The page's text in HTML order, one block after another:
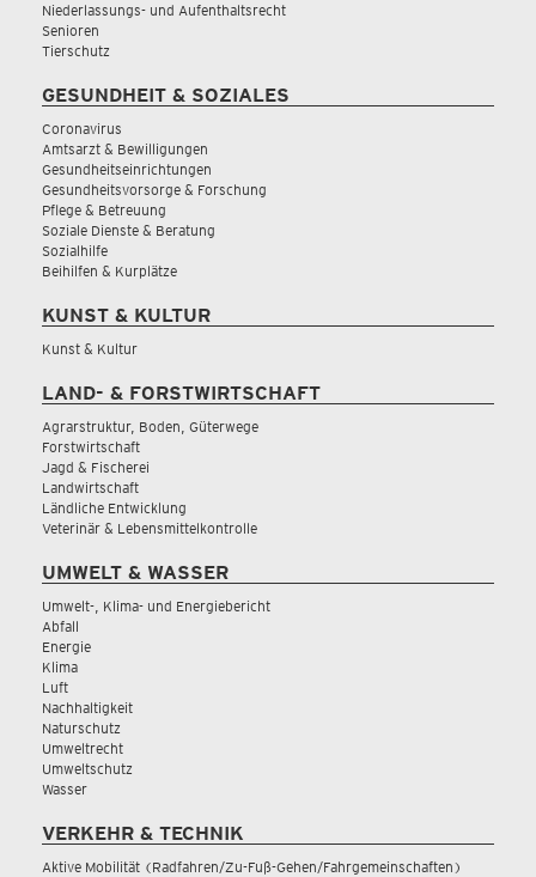
Niederlassungs- und Aufenthaltsrecht
Senioren
Tierschutz
GESUNDHEIT & SOZIALES
Coronavirus
Amtsarzt & Bewilligungen
Gesundheitseinrichtungen
Gesundheitsvorsorge & Forschung
Pflege & Betreuung
Soziale Dienste & Beratung
Sozialhilfe
Beihilfen & Kurplätze
KUNST & KULTUR
Kunst & Kultur
LAND- & FORSTWIRTSCHAFT
Agrarstruktur, Boden, Güterwege
Forstwirtschaft
Jagd & Fischerei
Landwirtschaft
Ländliche Entwicklung
Veterinär & Lebensmittelkontrolle
UMWELT & WASSER
Umwelt-, Klima- und Energiebericht
Abfall
Energie
Klima
Luft
Nachhaltigkeit
Naturschutz
Umweltrecht
Umweltschutz
Wasser
VERKEHR & TECHNIK
Aktive Mobilität (Radfahren/Zu-Fuß-Gehen/Fahrgemeinschaften)